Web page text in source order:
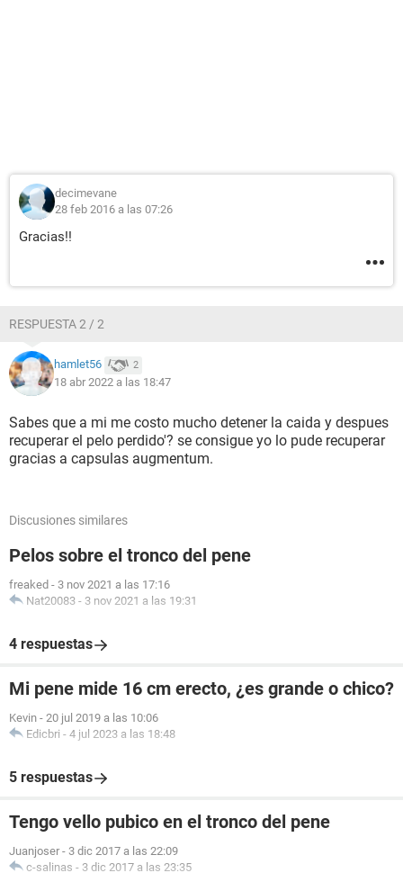
decimevane
28 feb 2016 a las 07:26
Gracias!!
RESPUESTA 2 / 2
hamlet56 2
18 abr 2022 a las 18:47
Sabes que a mi me costo mucho detener la caida y despues
recuperar el pelo perdido'? se consigue yo lo pude recuperar
gracias a capsulas augmentum.
Discusiones similares
Pelos sobre el tronco del pene
freaked - 3 nov 2021 a las 17:16
Nat20083 - 3 nov 2021 a las 19:31
4 respuestas
Mi pene mide 16 cm erecto, ¿es grande o chico?
Kevin - 20 jul 2019 a las 10:06
Edicbri - 4 jul 2023 a las 18:48
5 respuestas
Tengo vello pubico en el tronco del pene
Juanjoser - 3 dic 2017 a las 22:09
c-salinas - 3 dic 2017 a las 23:35